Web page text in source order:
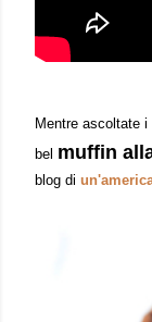
Mentre ascoltate i
bel muffin
blog di